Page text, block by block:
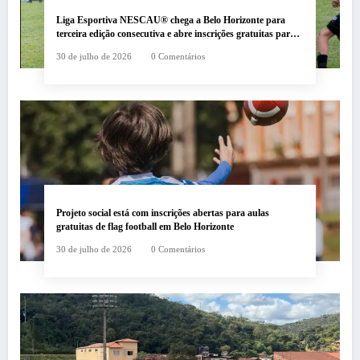
Liga Esportiva NESCAU® chega a Belo Horizonte para
terceira edição consecutiva e abre inscrições gratuitas para
30 de julho de 2026 0 Comentários
Projeto social está com inscrições abertas para aulas
gratuitas de flag football em Belo Horizonte
30 de julho de 2026 0 Comentários